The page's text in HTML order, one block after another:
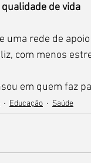
de vida
uma rede de
com menos
em quem faz
Educação Saúde